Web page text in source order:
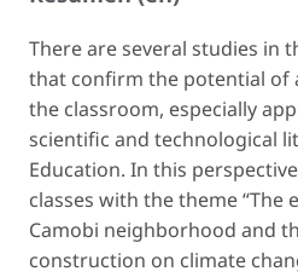
There are several studies in
that confirm the potential of
the classroom, especially
scientific and technological
Education. In this
classes with the theme “The
Camobi neighborhood and
construction on climate